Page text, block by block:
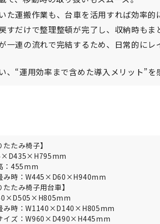
た運搬作業も、台車を活用すれば効率的
すだけで整理整頓が完了し、収納時もま
一連の流れで完結するため、日常的に
、“運用効率まで含めた導入メリット”を
たたみ椅子】
：455mm
み時：W445×D60×H940mm
たたみ椅子用台車】
み時：W1140×D140×H805mm
イズ：W960×D490×H445mm